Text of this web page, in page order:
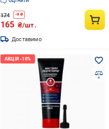
174 -9₴
165 ₴/шт.
Доставимо